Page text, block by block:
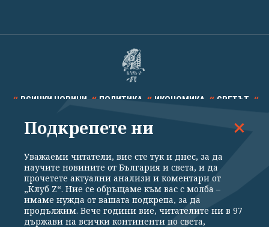
ВСИЧКИ НОВИНИ ПОЛИТИКА ИКОНОМИКА СВЕТЪТ
СПОРТ КУЛТУРА ТЕХНОЛОГИИ КАЛЕЙДОСКОП
Общи условия Политика за поверителност
Подкрепете ни
Уважаеми читатели, вие сте тук и днес, за да
научите новините от България и света, и да
прочетете актуални анализи и коментари от
„Клуб Z“. Ние се обръщаме към вас с молба –
имаме нужда от вашата подкрепа, за да
продължим. Вече години вие, читателите ни в 97
държави на всички континенти по света,